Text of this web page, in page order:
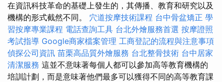
在資訊科技革命的基礎上發生的，其傳播、教育和研究以及
機構的形式截然不同。 穴道按摩技術課程 台中骨盆矯正 學
習按摩專業課程 電話查詢工具 台北外燴服務首選 按摩證照
考試指導 Google商家檔案管理 工商登記的流程與注意事項
偵探公司資訊 苗栗高品質外燴服務 台北整骨技術 台中居家
清潔服務 這並不意味著每個人都可以參加高等教育機構的
培訓計劃，而是意味著他們最多可以獲得不同的高等教育課